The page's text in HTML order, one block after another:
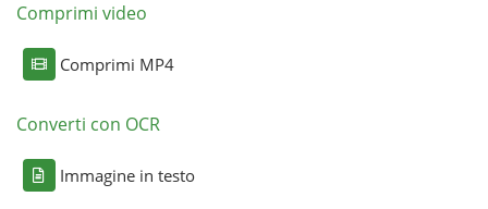
Comprimi video
Comprimi MP4
Converti con OCR
Immagine in testo